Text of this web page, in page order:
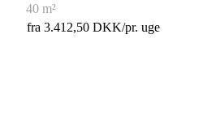
40 m²
fra 3.412,50 DKK/pr. uge